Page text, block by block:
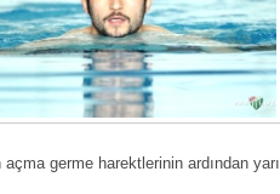
germe harektlerinin ardından yarı